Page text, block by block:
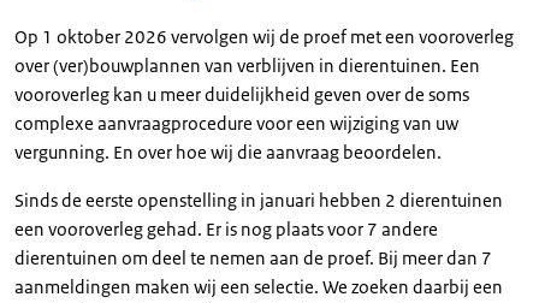
Op 1 oktober 2026 vervolgen wij de proef met een vooroverleg
over (ver)bouwplannen van verblijven in dierentuinen. Een
vooroverleg kan u meer duidelijkheid geven over de soms
complexe aanvraagprocedure voor een wijziging van uw
vergunning. En over hoe wij die aanvraag beoordelen.
Sinds de eerste openstelling in januari hebben 2 dierentuinen
een vooroverleg gehad. Er is nog plaats voor 7 andere
dierentuinen om deel te nemen aan de proef. Bij meer dan 7
aanmeldingen maken wij een selectie. We zoeken daarbij een